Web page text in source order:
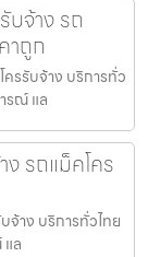
บจ้าง รถ
าถูก
ครรับจ้าง บริการทั่ว
รณ์ แล
รถแม็คโคร
จ้าง บริการทั่วไทย
ล